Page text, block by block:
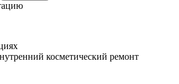
косметический ремонт